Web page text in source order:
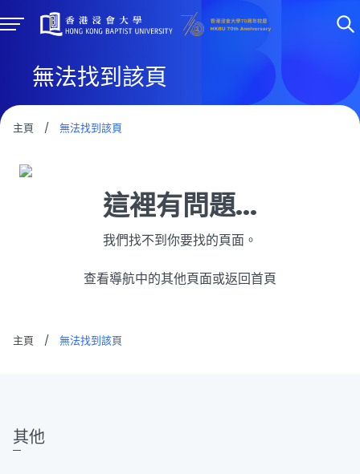
無法找到該頁
主頁 / 無法找到該頁
這裡有問題...
我們找不到你要找的頁面。
查看導航中的其他頁面或返回首頁
主頁 / 無法找到該頁
其他